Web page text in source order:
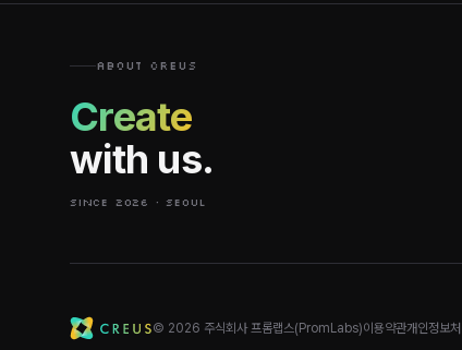
ABOUT CREUS
Create
with us.
SINCE 2026 · SEOUL
© 2026 주식회사 프롬랩스(PromLabs)이용약관개인정보